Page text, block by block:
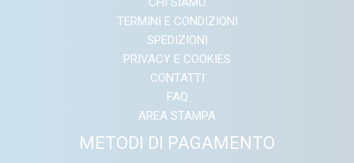
TERMINI E CONDIZIONI
SPEDIZIONI
PRIVACY E COOKIES
CONTATTI
FAQ
AREA STAMPA
METODI DI PAGAMENTO